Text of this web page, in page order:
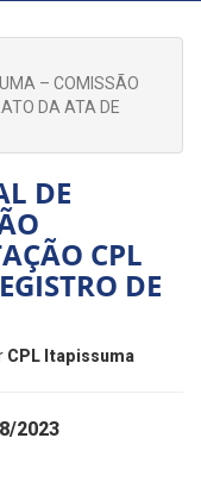
– COMISSÃO
DA ATA DE
DE
CPL
DE
CPL Itapissuma
2023